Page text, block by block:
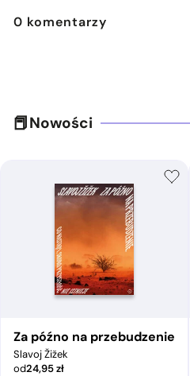
0 komentarzy
Nowości
Za późno na przebudzenie
Slavoj Žižek
od24,95zł